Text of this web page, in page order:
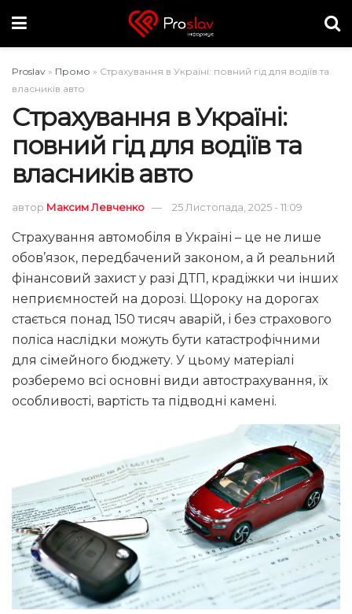
Proslav » Промо » Страхування в Україні: повний гід для водіїв та
власників авто
Страхування в Україні:
повний гід для водіїв та
власників авто
автор Максим Левченко 25 Листопада, 2025 - 11:09
Страхування автомобіля в Україні – це не лише
обов’язок, передбачений законом, а й реальний
фінансовий захист у разі ДТП, крадіжки чи інших
неприємностей на дорозі. Щороку на дорогах
стається понад 150 тисяч аварій, і без страхового
поліса наслідки можуть бути катастрофічними
для сімейного бюджету. У цьому матеріалі
розберемо всі основні види автострахування, їх
особливості, вартість та підводні камені.